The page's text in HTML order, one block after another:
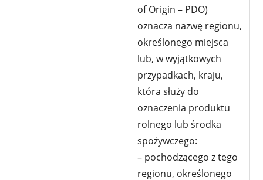
of Origin – PDO)
oznacza nazwę regionu,
określonego miejsca
lub, w wyjątkowych
przypadkach, kraju,
która służy do
oznaczenia produktu
rolnego lub środka
spożywczego:
– pochodzącego z tego
regionu, określonego